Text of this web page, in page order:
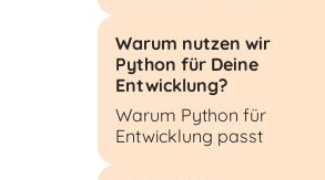
Warum nutzen wir
Python für Deine
Entwicklung?
Warum Python für
Entwicklung passt